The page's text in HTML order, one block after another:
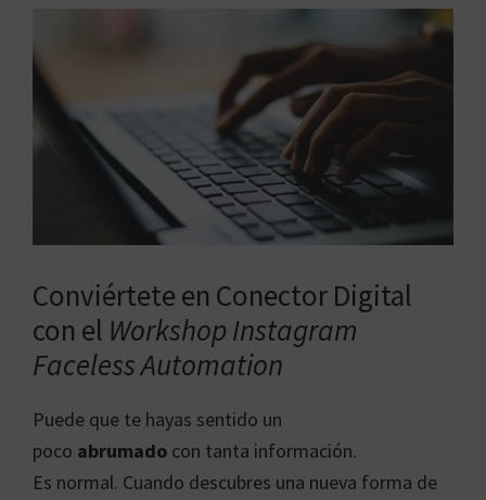
Conviértete en Conector Digital
con el Workshop Instagram
Faceless Automation
Puede que te hayas sentido un
poco abrumado con tanta información.
Es normal. Cuando descubres una nueva forma de